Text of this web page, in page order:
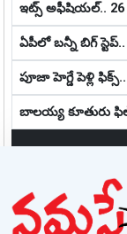
ఇట్స్ అఫీషియ‌ల్‌.. 26
ఏపీలో బ‌న్నీ బిగ్
పూజా హెగ్డే పెళ్లి
బాల‌య్య కూతురు